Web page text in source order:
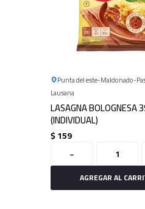
Punta del este Maldonado
Lausana
LASAGNA BOLOGNESA
(INDIVIDUAL)
$159
-